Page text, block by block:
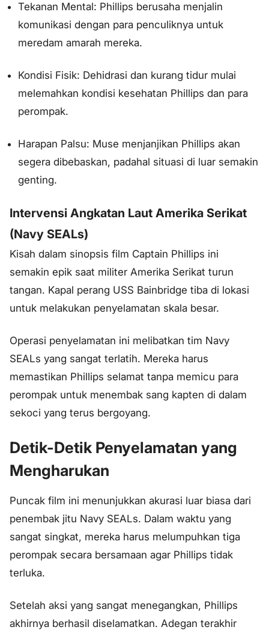
Tekanan Mental: Phillips berusaha menjalin
komunikasi dengan para penculiknya untuk
meredam amarah mereka.
Kondisi Fisik: Dehidrasi dan kurang tidur mulai
melemahkan kondisi kesehatan Phillips dan para
perompak.
Harapan Palsu: Muse menjanjikan Phillips akan
segera dibebaskan, padahal situasi di luar semakin
genting.
Intervensi Angkatan Laut Amerika Serikat
(Navy SEALs)
Kisah dalam sinopsis film Captain Phillips ini
semakin epik saat militer Amerika Serikat turun
tangan. Kapal perang USS Bainbridge tiba di lokasi
untuk melakukan penyelamatan skala besar.
Operasi penyelamatan ini melibatkan tim Navy
SEALs yang sangat terlatih. Mereka harus
memastikan Phillips selamat tanpa memicu para
perompak untuk menembak sang kapten di dalam
sekoci yang terus bergoyang.
Detik-Detik Penyelamatan yang
Mengharukan
Puncak film ini menunjukkan akurasi luar biasa dari
penembak jitu Navy SEALs. Dalam waktu yang
sangat singkat, mereka harus melumpuhkan tiga
perompak secara bersamaan agar Phillips tidak
terluka.
Setelah aksi yang sangat menegangkan, Phillips
akhirnya berhasil diselamatkan. Adegan terakhir